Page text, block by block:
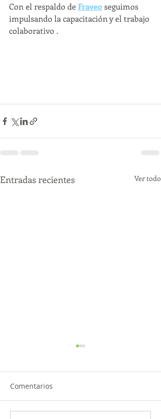
Con el respaldo de Fraveo seguimos
impulsando la capacitación y el trabajo
colaborativo .
Entradas recientes Ver todo
Comentarios